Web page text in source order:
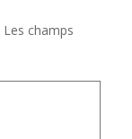
Les champs